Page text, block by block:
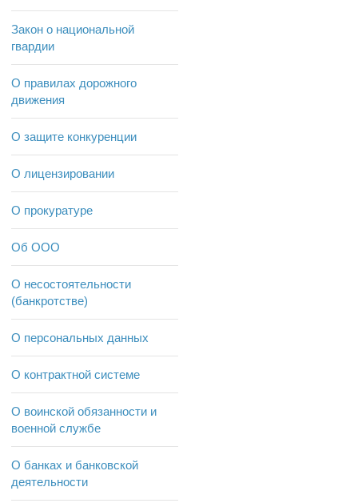
Закон о национальной
гвардии
О правилах дорожного
движения
О защите конкуренции
О лицензировании
О прокуратуре
Об ООО
О несостоятельности
(банкротстве)
О персональных данных
О контрактной системе
О воинской обязанности и
военной службе
О банках и банковской
деятельности